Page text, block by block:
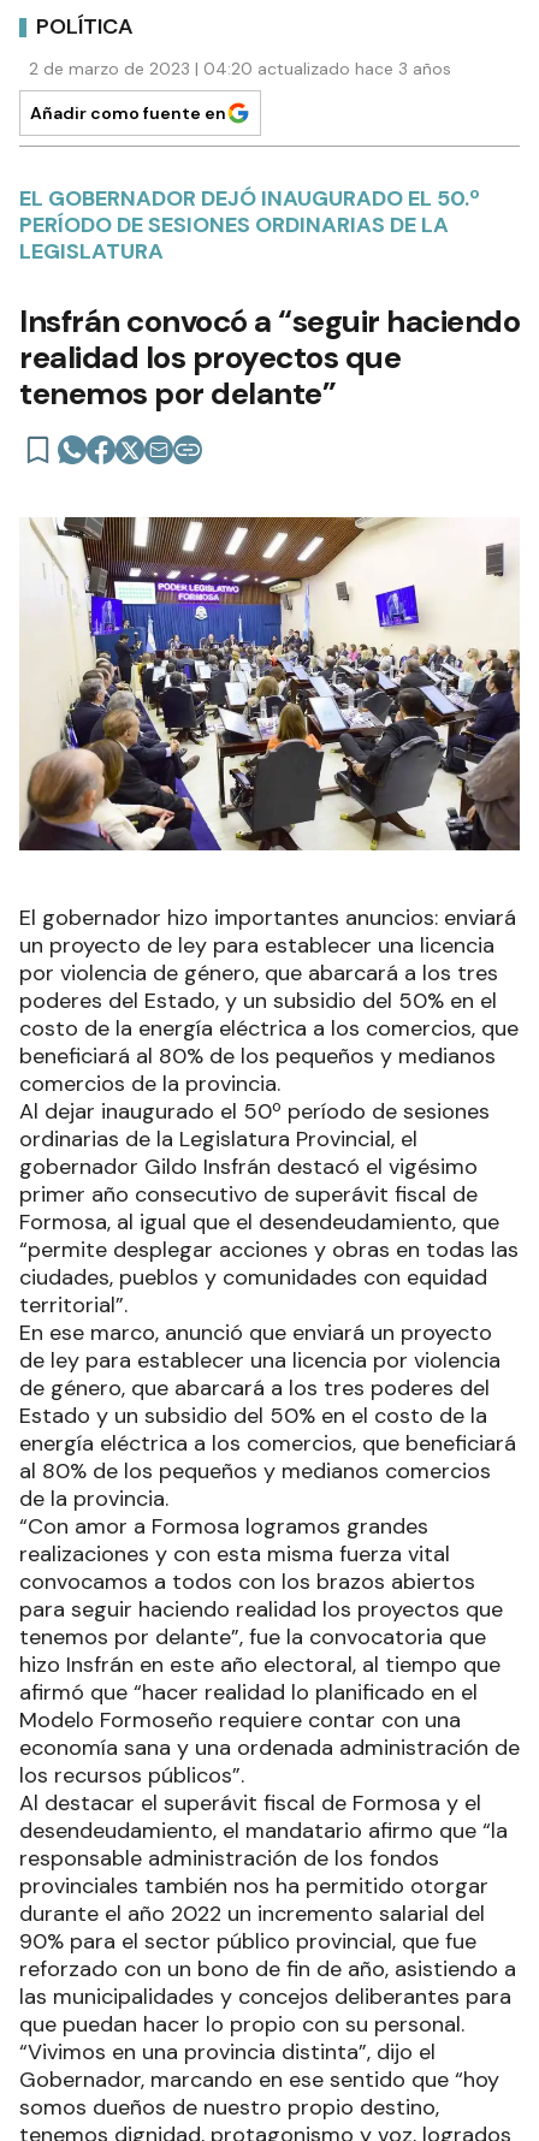
POLÍTICA
2 de marzo de 2023 | 04:20 actualizado hace 3 años
Añadir como fuente en
EL GOBERNADOR DEJÓ INAUGURADO EL 50.º
PERÍODO DE SESIONES ORDINARIAS DE LA
LEGISLATURA
Insfrán convocó a “seguir haciendo
realidad los proyectos que
tenemos por delante”
El gobernador hizo importantes anuncios: enviará
un proyecto de ley para establecer una licencia
por violencia de género, que abarcará a los tres
poderes del Estado, y un subsidio del 50% en el
costo de la energía eléctrica a los comercios, que
beneficiará al 80% de los pequeños y medianos
comercios de la provincia.
Al dejar inaugurado el 50º período de sesiones
ordinarias de la Legislatura Provincial, el
gobernador Gildo Insfrán destacó el vigésimo
primer año consecutivo de superávit fiscal de
Formosa, al igual que el desendeudamiento, que
“permite desplegar acciones y obras en todas las
ciudades, pueblos y comunidades con equidad
territorial”.
En ese marco, anunció que enviará un proyecto
de ley para establecer una licencia por violencia
de género, que abarcará a los tres poderes del
Estado y un subsidio del 50% en el costo de la
energía eléctrica a los comercios, que beneficiará
al 80% de los pequeños y medianos comercios
de la provincia.
“Con amor a Formosa logramos grandes
realizaciones y con esta misma fuerza vital
convocamos a todos con los brazos abiertos
para seguir haciendo realidad los proyectos que
tenemos por delante”, fue la convocatoria que
hizo Insfrán en este año electoral, al tiempo que
afirmó que “hacer realidad lo planificado en el
Modelo Formoseño requiere contar con una
economía sana y una ordenada administración de
los recursos públicos”.
Al destacar el superávit fiscal de Formosa y el
desendeudamiento, el mandatario afirmo que “la
responsable administración de los fondos
provinciales también nos ha permitido otorgar
durante el año 2022 un incremento salarial del
90% para el sector público provincial, que fue
reforzado con un bono de fin de año, asistiendo a
las municipalidades y concejos deliberantes para
que puedan hacer lo propio con su personal.
“Vivimos en una provincia distinta”, dijo el
Gobernador, marcando en ese sentido que “hoy
somos dueños de nuestro propio destino,